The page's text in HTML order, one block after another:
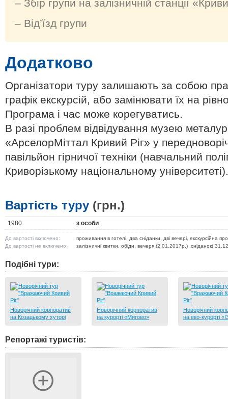
– Збір групи на залізничній станції
– Від’їзд групи
Додатково
Організатори туру залишають за собою
графік екскурсій, або замінювати їх на
Програма і час може корегуватись.
В разі проблем відвідування музею
«АрселорМіттал Кривий Ріг» у
павільйон гірничої техніки (навчальний
Криворізькому національному університеті).
Вартість туру (грн.)
1980 з особи
До вартості включено:
проживання в готелі, два сніданки, дві вечері, екскурсійна
До вартості не включено:
залізничні квитки, обіди, вечеря (2.01.2017р.) ,сніданок(
Подібні тури:
Новорічний корпоратив
на Козацькому хуторі
Новорічний корпоратив
на курорті «Мигово»
Новорічний
на еко-курорті
Репортажі туристів: